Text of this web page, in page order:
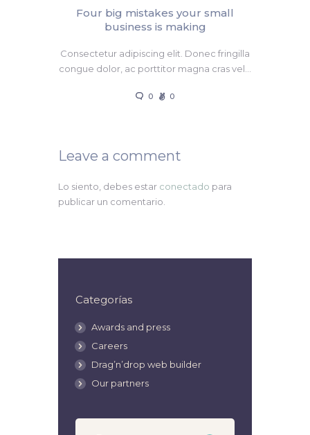
Four big mistakes your small
business is making
Consectetur adipiscing elit. Donec fringilla
congue dolor, ac porttitor magna cras vel…
0 0
Leave a comment
Lo siento, debes estar conectado para
publicar un comentario.
Categorías
Awards and press
Careers
Drag’n’drop web builder
Our partners